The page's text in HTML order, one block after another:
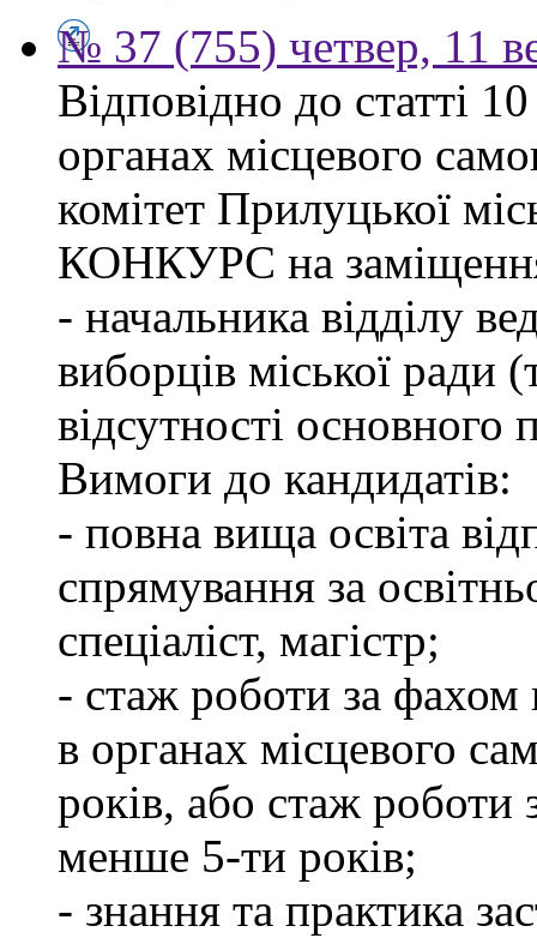
№ 37 (755) четвер, 11
Відповідно до статті
органах місцевого
комітет Прилуцької
КОНКУРС на
- начальника відділу
виборців міської ради
відсутності основного
Вимоги до кандидатів:
- повна вища освіта
спрямування за
спеціаліст, магістр;
- стаж роботи за фахом
в органах місцевого
років, або стаж
менше 5-ти років;
- знання та практика